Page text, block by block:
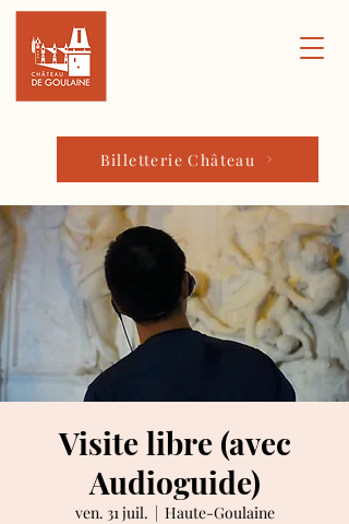
Billetterie Château
Visite libre (avec
Audioguide)
ven. 31 juil.
  |
Haute-Goulaine